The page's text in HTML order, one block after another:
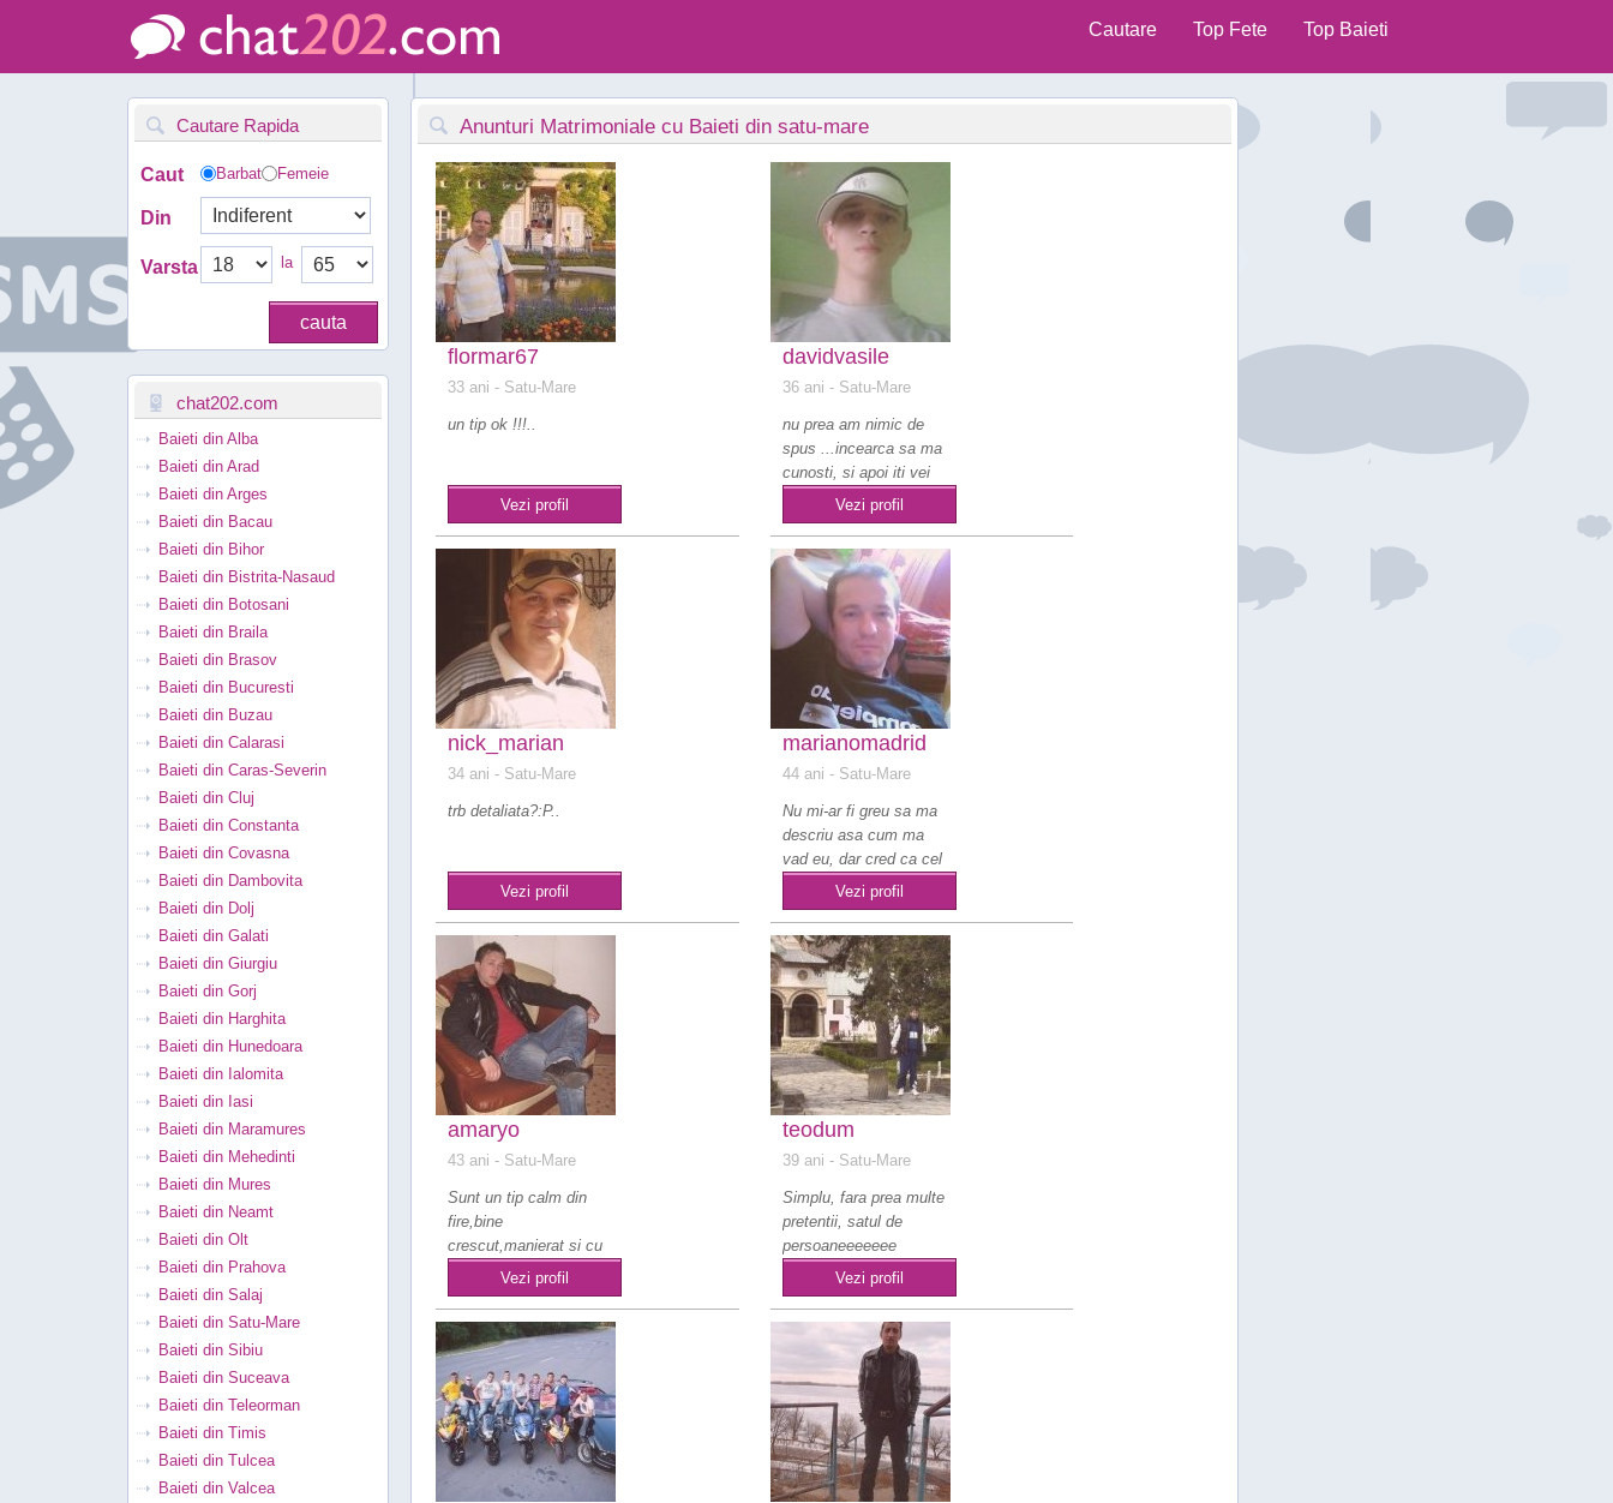
Cautare Top Fete Top Baieti
Cautare Rapida
Caut Barbat Femeie
Din
Varsta la
chat202.com
Baieti din Alba
Baieti din Arad
Baieti din Arges
Baieti din Bacau
Baieti din Bihor
Baieti din Bistrita-Nasaud
Baieti din Botosani
Baieti din Braila
Baieti din Brasov
Baieti din Bucuresti
Baieti din Buzau
Baieti din Calarasi
Baieti din Caras-Severin
Baieti din Cluj
Baieti din Constanta
Baieti din Covasna
Baieti din Dambovita
Baieti din Dolj
Baieti din Galati
Baieti din Giurgiu
Baieti din Gorj
Baieti din Harghita
Baieti din Hunedoara
Baieti din Ialomita
Baieti din Iasi
Baieti din Maramures
Baieti din Mehedinti
Baieti din Mures
Baieti din Neamt
Baieti din Olt
Baieti din Prahova
Baieti din Salaj
Baieti din Satu-Mare
Baieti din Sibiu
Baieti din Suceava
Baieti din Teleorman
Baieti din Timis
Baieti din Tulcea
Baieti din Valcea
Anunturi Matrimoniale cu Baieti din satu-mare
flormar67
33 ani - Satu-Mare
un tip ok !!!..
Vezi profil
davidvasile
36 ani - Satu-Mare
nu prea am nimic de
spus ...incearca sa ma
cunosti, si apoi iti vei
da seama sin..
Vezi profil
nick_marian
34 ani - Satu-Mare
trb detaliata?:P..
Vezi profil
marianomadrid
44 ani - Satu-Mare
Nu mi-ar fi greu sa ma
descriu asa cum ma
vad eu, dar cred ca cel
mai bine ar fi..
Vezi profil
amaryo
43 ani - Satu-Mare
Sunt un tip calm din
fire,bine
crescut,manierat si cu
capul pe umeri.Sunt
haios ..
Vezi profil
teodum
39 ani - Satu-Mare
Simplu, fara prea multe
pretentii, satul de
persoaneeeeeee
infumurateeee!!!..
Vezi profil